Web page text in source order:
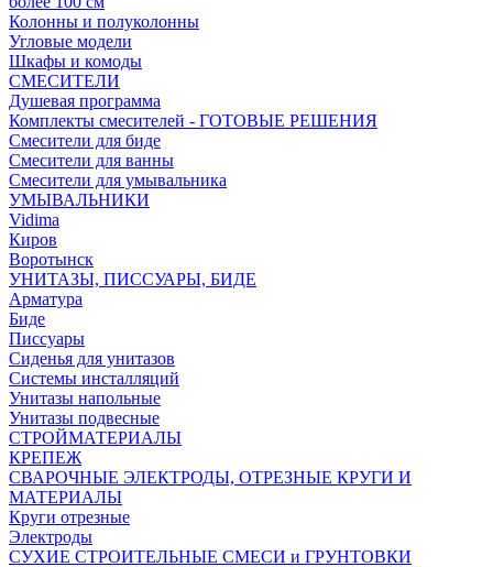
Колонны и полуколонны
Угловые модели
Шкафы и комоды
СМЕСИТЕЛИ
Душевая программа
Комплекты смесителей - ГОТОВЫЕ РЕШЕНИЯ
Смесители для биде
Смесители для ванны
Смесители для умывальника
УМЫВАЛЬНИКИ
Vidima
Киров
Воротынск
УНИТАЗЫ, ПИССУАРЫ, БИДЕ
Арматура
Биде
Писсуары
Сиденья для унитазов
Системы инсталляций
Унитазы напольные
Унитазы подвесные
СТРОЙМАТЕРИАЛЫ
КРЕПЕЖ
СВАРОЧНЫЕ ЭЛЕКТРОДЫ, ОТРЕЗНЫЕ КРУГИ И
МАТЕРИАЛЫ
Круги отрезные
Электроды
СУХИЕ СТРОИТЕЛЬНЫЕ СМЕСИ и ГРУНТОВКИ